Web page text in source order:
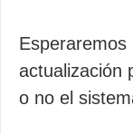
actualización
o no el